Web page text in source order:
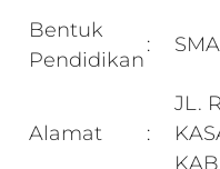
Bentuk
Pendidikan
: SMA
Alamat :
JL.